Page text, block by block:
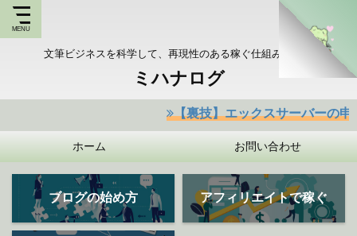
文筆ビジネスを科学して、再現性のある稼ぐ仕組みを持つ
ミハナログ
【裏技】エックスサーバーの申し込みが
ホーム お問い合わせ
ブログの始め方 アフィリエイトで稼ぐ